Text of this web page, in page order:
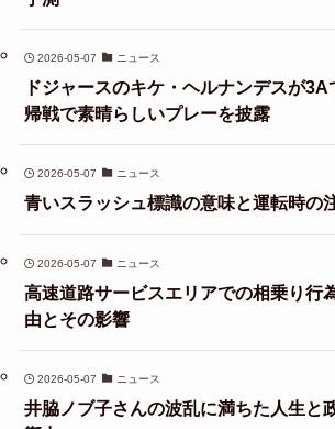
2026-05-07 ニュース
ドジャースのキケ・ヘルナンデスが3A
帰戦で素晴らしいプレーを披露
2026-05-07 ニュース
青いスラッシュ標識の意味と運転時の
2026-05-07 ニュース
高速道路サービスエリアでの相乗り行
由とその影響
2026-05-07 ニュース
井脇ノブ子さんの波乱に満ちた人生と